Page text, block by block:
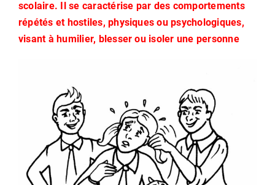
scolaire. Il se caractérise par des comportements
répétés et hostiles, physiques ou psychologiques,
visant à humilier, blesser ou isoler une personne